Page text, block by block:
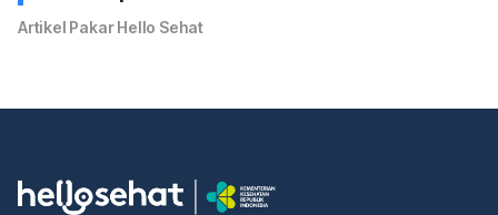
Artikel Pakar Hello Sehat